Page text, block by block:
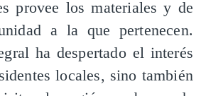
provee los materiales y de
a la que pertenecen.
ha despertado el interés
locales, sino también